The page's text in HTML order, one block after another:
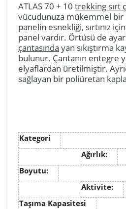
ATLAS 70 + 10 trekking sırt
vücudunuza mükemmel bir
panelin esnekliği, sırtınız
panel vardır. Örtüsü de
çantasında yan sıkıştırma
bulunur. Çantanın entegre
elyaflardan üretilmiştir.
sağlayan bir poliüretan
Kategori
Ağırlık:
Boyutu:
Aktivite:
Taşıma Kapasitesi